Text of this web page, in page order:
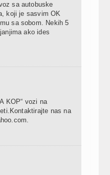
sa autobuske
koji je sasvim OK
sa sobom. Nekih 5
ako ides
KOP“ vozi na
nas na